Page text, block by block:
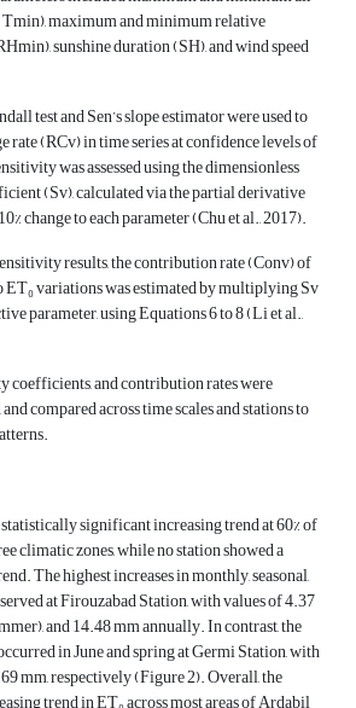
maximum and minimum relative
sunshine duration (SH), and wind speed
test and Sen’s slope estimator were used to
rate (RCv) in time series at confidence levels of
was assessed using the dimensionless
(Sv), calculated via the partial derivative
change to each parameter (Chu et al., 2017).
results, the contribution rate (Conv) of
variations was estimated by multiplying Sv
parameter, using Equations 6 to 8 (Li et al.,
coefficients, and contribution rates were
compared across time scales and stations to
significant increasing trend at 60% of
climatic zones, while no station showed a
The highest increases in monthly, seasonal,
at Firouzabad Station, with values of 4.37
and 14.48 mm annually. In contrast, the
in June and spring at Germi Station, with
mm, respectively (Figure 2). Overall, the